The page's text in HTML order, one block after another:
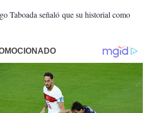
Taboada señaló que su historial como